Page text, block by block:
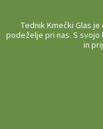
Tednik Kmečki Glas
podeželje pri nas. S
in